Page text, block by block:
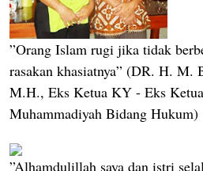
”Orang Islam rugi jika tidak
rasakan khasiatnya” (DR. H. M.
M.H., Eks Ketua KY - Eks
Muhammadiyah Bidang Hukum)
”Alhamdulillah saya dan istri